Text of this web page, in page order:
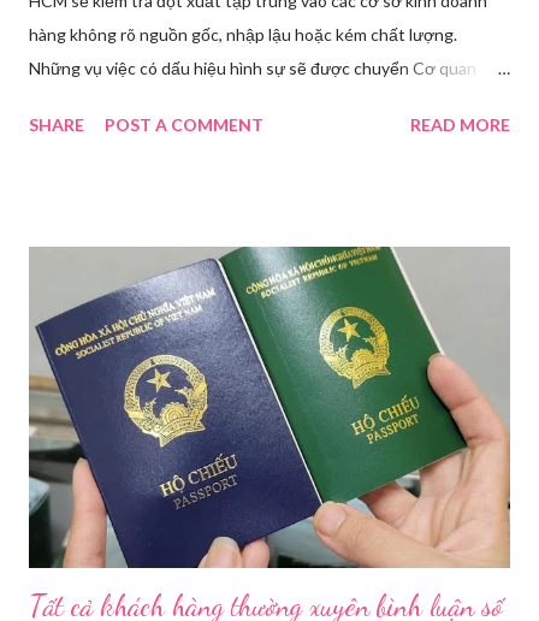
hàng không rõ nguồn gốc, nhập lậu hoặc kém chất lượng.
Những vụ việc có dấu hiệu hình sự sẽ được chuyển Cơ quan
Hoài Nam đã ký ban hành Kế hoạch số 4316/KH-SYT về việc
trạng kinh doanh mỹ phẩm thật - giả lẫn lộn. Để chấn chỉnh, Sở Y
tế TP HCM sẽ phối hợp với các sở, ngành và chính quyền địa
phương tăng cường kiểm tra, giám sát. Đợt này, Phòng Nghiệp
vụ Dược sẽ tham mưu Giám đốc Sở Y tế thành lập Tổ công tác
về mỹ phẩm. Cơ quan Cảnh sát điều tra Công an TP HCM vừa
triệt phá đường dây sản xuất, buôn bán mỹ phẩm giả quy mô
lớn, hoạt động tinh vi ngay giữa khu dân cư ở phường Tân Tạo.
Bên cạnh đó, Sở Y tế sẽ công khai danh ...
SHARE POST A COMMENT READ MORE
Tất cả khách hàng thường xuyên bình luận số